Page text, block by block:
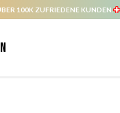
100K ZUFRIEDENE KUNDEN.